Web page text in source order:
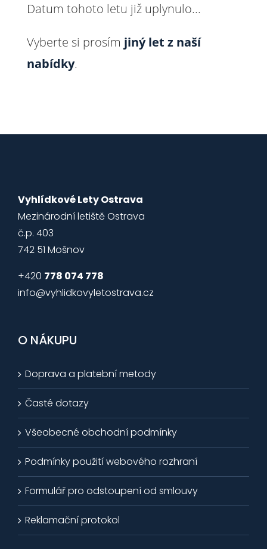
Datum tohoto letu již uplynulo...
Vyberte si prosím jiný let z naší
nabídky.
Vyhlídkové Lety Ostrava
Mezinárodní letiště Ostrava
č.p. 403
742 51 Mošnov
+420 778 074 778
info@vyhlidkovyletostrava.cz
O NÁKUPU
Doprava a platební metody
Časté dotazy
Všeobecné obchodní podmínky
Podmínky použití webového rozhraní
Formulář pro odstoupení od smlouvy
Reklamační protokol